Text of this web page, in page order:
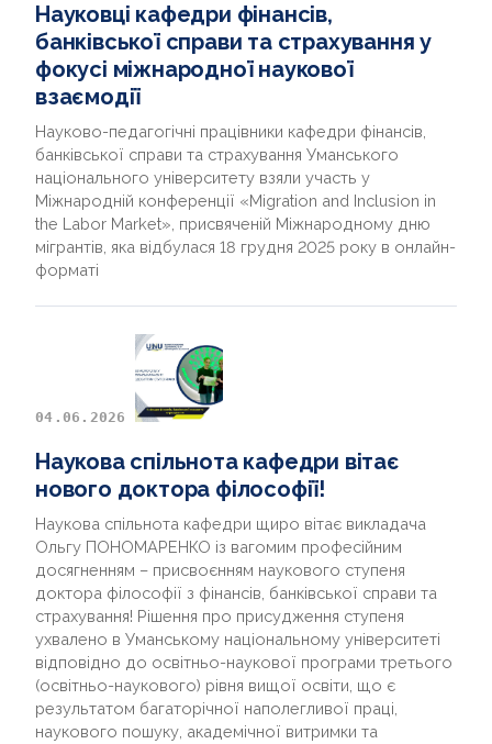
Науковці кафедри фінансів,
банківської справи та страхування у
фокусі міжнародної наукової
взаємодії
Науково-педагогічні працівники кафедри фінансів,
банківської справи та страхування Уманського
національного університету взяли участь у
Міжнародній конференції «Migration and Inclusion in
the Labor Market», присвяченій Міжнародному дню
мігрантів, яка відбулася 18 грудня 2025 року в онлайн-
форматі
04.06.2026
Наукова спільнота кафедри вітає
нового доктора філософії!
Наукова спільнота кафедри щиро вітає викладача
Ольгу ПОНОМАРЕНКО із вагомим професійним
досягненням – присвоєнням наукового ступеня
доктора філософії з фінансів, банківської справи та
страхування! Рішення про присудження ступеня
ухвалено в Уманському національному університеті
відповідно до освітньо-наукової програми третього
(освітньо-наукового) рівня вищої освіти, що є
результатом багаторічної наполегливої праці,
наукового пошуку, академічної витримки та